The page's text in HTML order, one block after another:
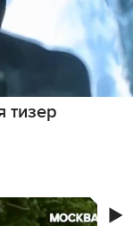
тизер